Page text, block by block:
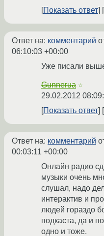
Показать ответ
Ответ на: комментарий
06:10:03 +00:00
Уже писали
Gunnerua ☆
29.02.2012
Показать ответ
Ответ на: комментарий
00:03:11 +00:00
Онлайн радио
музыки очень
слушал, надо
интерактив и
людей гораздо
подкаста, да и
одно и тоже.